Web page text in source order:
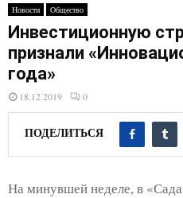
N
U
Новости Общество
Инвестиционную
признали
года»
18.12.2019 0
ПОДЕЛИТЬСЯ
На минувшей неделе, в